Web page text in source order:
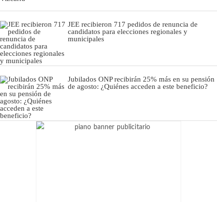
JEE recibieron 717 pedidos de renuncia de
candidatos para elecciones regionales y
municipales
Jubilados ONP recibirán 25% más en su pensión
de agosto: ¿Quiénes acceden a este beneficio?